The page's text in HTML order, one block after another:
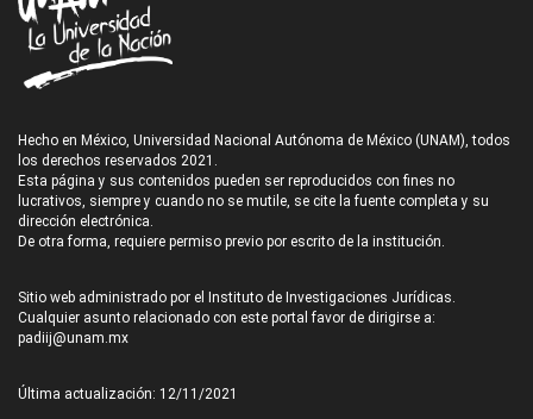
Hecho en México, Universidad Nacional Autónoma de México (UNAM), todos
los derechos reservados 2021.
Esta página y sus contenidos pueden ser reproducidos con fines no
lucrativos, siempre y cuando no se mutile, se cite la fuente completa y su
dirección electrónica.
De otra forma, requiere permiso previo por escrito de la institución.
Sitio web administrado por el Instituto de Investigaciones Jurídicas.
Cualquier asunto relacionado con este portal favor de dirigirse a:
padiij@unam.mx
Última actualización: 12/11/2021